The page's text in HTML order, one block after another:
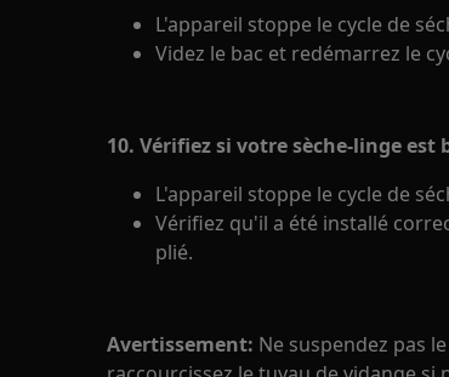
L'appareil stoppe le cycle de
Videz le bac et redémarrez le
10. Vérifiez si votre sèche-linge
L'appareil stoppe le cycle de
Vérifiez qu'il a été installé
plié.
Avertissement: Ne suspendez pas